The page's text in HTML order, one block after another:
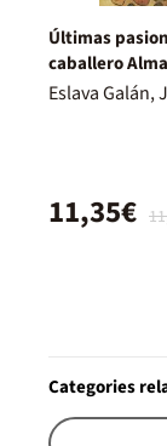
Últimas
caballero
Eslava Galán,
11,35€
Categories